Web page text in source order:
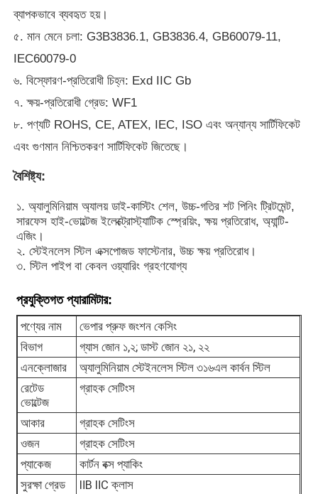
বাড়ি
পণ্য
আমাদের সম্পর্কে
কারখানা ভ্রমণ
মান নিয়ন্ত্রণ
আমাদের সাথে যোগাযোগ করুন
উদ্ধৃতির জন্য আবেদন
বিস্ফোরণ প্রমাণ আলো
বিস্ফোরণ প্রমাণ অ্যালার্ম লাইট
বিস্ফোরণ প্রমাণ পাখা
ব্যাপকভাবে ব্যবহৃত হয়।
৫. মান মেনে চলা: G3B3836.1, GB3836.4, GB60079-11,
IEC60079-0
৬. বিস্ফোরণ-প্রতিরোধী চিহ্ন: Exd IIC Gb
৭. ক্ষয়-প্রতিরোধী গ্রেড: WF1
৮. পণ্যটি ROHS, CE, ATEX, IEC, ISO এবং অন্যান্য সার্টিফিকেট
এবং গুণমান নিশ্চিতকরণ সার্টিফিকেট জিতেছে।
বৈশিষ্ট্য:
১. অ্যালুমিনিয়াম অ্যালয় ডাই-কাস্টিং শেল, উচ্চ-গতির শট পিনিং ট্রিটমেন্ট,
সারফেস হাই-ভোল্টেজ ইলেক্ট্রোস্ট্যাটিক স্প্রেয়িং, ক্ষয় প্রতিরোধ, অ্যান্টি-
এজিং।
২. স্টেইনলেস স্টিল এক্সপোজড ফাস্টেনার, উচ্চ ক্ষয় প্রতিরোধ।
৩. স্টিল পাইপ বা কেবল ওয়্যারিং গ্রহণযোগ্য
প্রযুক্তিগত প্যারামিটার:
পণ্যের নাম
ভেপার প্রুফ জংশন কেসিং
বিভাগ
গ্যাস জোন ১,২; ডাস্ট জোন ২১, ২২
এনক্লোজার
অ্যালুমিনিয়াম স্টেইনলেস স্টিল ৩১৬এল কার্বন স্টিল
রেটেড
ভোল্টেজ
গ্রাহক সেটিংস
আকার
গ্রাহক সেটিংস
ওজন
গ্রাহক সেটিংস
প্যাকেজ
কার্টন বক্স প্যাকিং
সুরক্ষা গ্রেড
ⅡB ⅡC ক্লাস